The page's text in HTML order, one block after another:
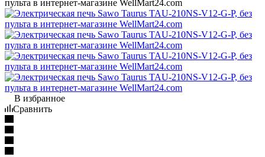
В избранное
Сравнить